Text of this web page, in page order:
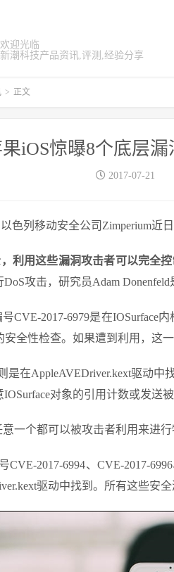
欢迎光临
新潮科技产品资讯,评测,经验分享
> 正文
iOS惊曝8个底层
2017-07-21
色列移动安全公司Zimperium近
利用这些漏洞攻击者可以完全
攻击，研究员Adam
CVE-2017-6979是在IOSurface
安全性检查。如果遭到利用，这
是在AppleAVEDriver.kext驱动中
对象的引用计数或发送
一个都可以被攻击者利用来进行
CVE-2017-6994、CVE-2017-
驱动中找到。所有这些安